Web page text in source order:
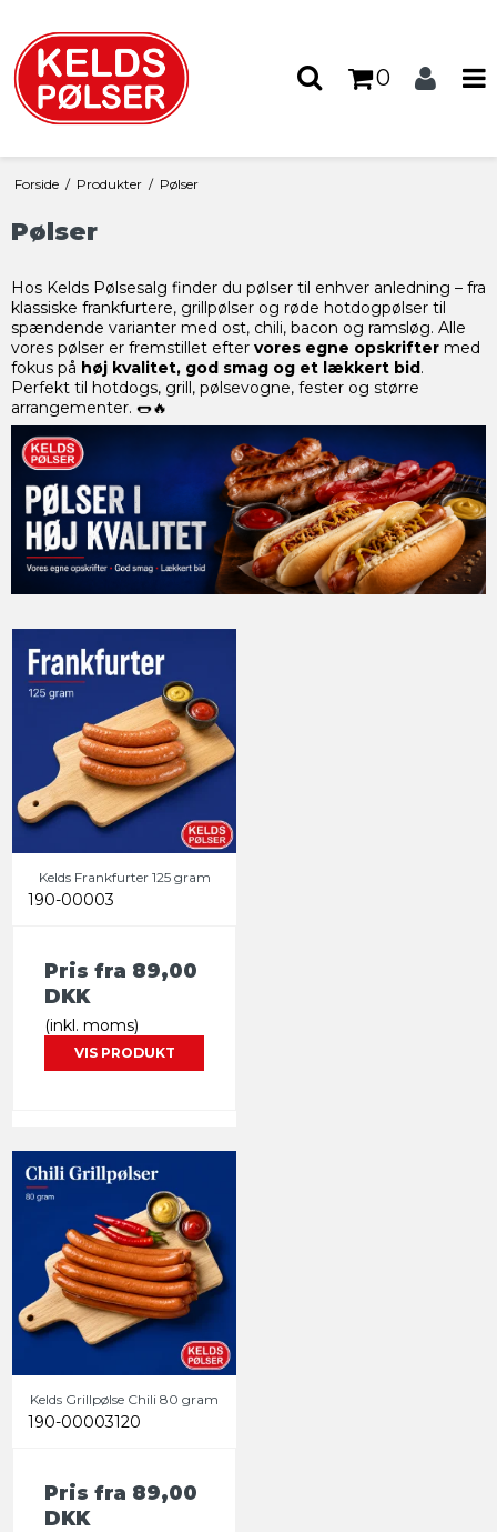
0
Forside / Produkter / Pølser
Pølser
Hos Kelds Pølsesalg finder du pølser til enhver anledning – fra
klassiske frankfurtere, grillpølser og røde hotdogpølser til
spændende varianter med ost, chili, bacon og ramsløg. Alle
vores pølser er fremstillet efter vores egne opskrifter med
fokus på høj kvalitet, god smag og et lækkert bid.
Perfekt til hotdogs, grill, pølsevogne, fester og større
arrangementer. 🌭🔥
Kelds Frankfurter 125 gram
190-00003
Pris fra 89,00
DKK
(inkl. moms)
VIS PRODUKT
Kelds Grillpølse Chili 80 gram
190-00003120
Pris fra 89,00
DKK